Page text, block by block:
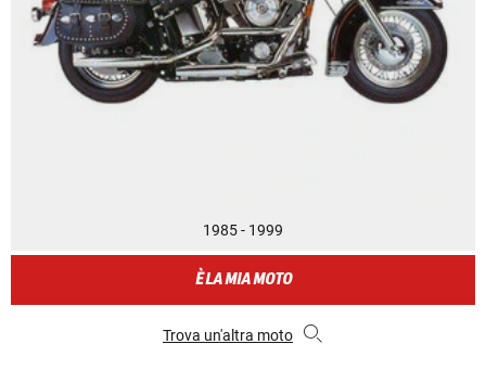
1985 - 1999
È LA MIA MOTO
Trova un'altra moto